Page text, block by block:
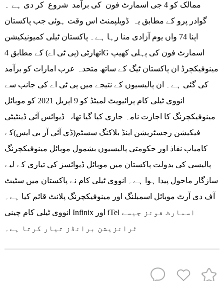
ممالک کو 4 جی اسمارٹ فون کی برآمد شروع کر دی ہے ۔
گوادر پرو کے مطابق یہ ڈویلپمنٹ اس وقت ہوئی جب پاکستان
اپنا 74 واں یوم آزادی منا رہا ہے۔ پاکستان ٹیلی کمیونیکیشن
اتھارٹی (پی ٹی اے) کے مطابق 4G اسمارٹ فون کی پہلی کھیپ
مینوفیکچرڈ ان پاکستان ٹیگ کے ساتھ متحدہ عرب امارات کو برآمد
کی گئی ہے۔ ان پالیسیوں کے نتیجے میں پی ٹی اے کی جانب سے
انووی ٹیلی کام پرائیویٹ لمیٹڈ کو 9 اپریل 2021 کو موبائل
مینوفیکچرنگ کا اجازت نامہ جاری کیا گیا تھا، ڈیوائس آئی ڈینٹیٹی
فیکیشن رجسٹریشن اینڈ بلاکنگ سسٹم(ڈی آئی آر بی ایس)کے
کامیاب نفاذ اور حکومتی پالیسیوں بشمول موبائل مینوفیکچرنگ
پالیسی کی بدولت پاکستان میں موبائل ڈیوائسز کی تیاری کے لیے
سازگار ماحول پیدا ہوا ہے۔ انووی ٹیلی کام نے پاکستان میں سٹیٹ
آف دی آرٹ موبائل اسمبلنگ اور مینوفیکچرنگ پلانٹ قائم کیا ہے۔
انووی ٹیلی کام چینی Infinix اور iTel اسمارٹ فونز جیسے
ٹرانزیشن برانڈز تیار کرتا ہے۔